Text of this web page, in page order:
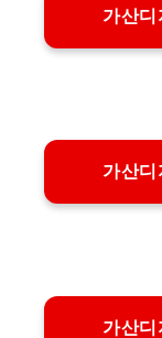
가산디
가산디
가산디